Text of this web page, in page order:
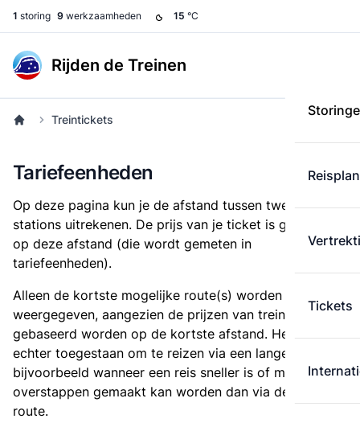
1 storing 9 werkzaamheden 15 °C
Rijden de Treinen
Tickets
Treintickets
Tariefeenheden
Op deze pagina kun je de afstand tussen twee
stations uitrekenen. De prijs van je ticket is gebaseerd
op deze afstand (die wordt gemeten in
tariefeenheden).
Alleen de kortste mogelijke route(s) worden
weergegeven, aangezien de prijzen van treintickets
gebaseerd worden op de kortste afstand. Het is
echter toegestaan om te reizen via een langere route,
bijvoorbeeld wanneer een reis sneller is of met minder
overstappen gemaakt kan worden dan via de kortste
route.